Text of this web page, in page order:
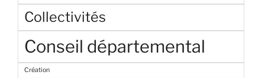
Collectivités
Conseil départemental
Création